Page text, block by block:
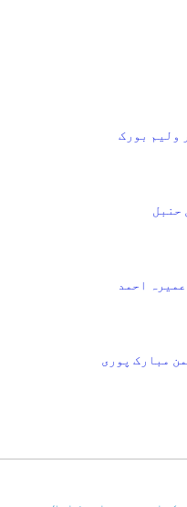
ولیم بورک
حنبل
احمد
مبارک پوری